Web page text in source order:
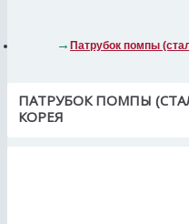
Патрубок помпы
ПАТРУБОК ПОМПЫ
КОРЕЯ